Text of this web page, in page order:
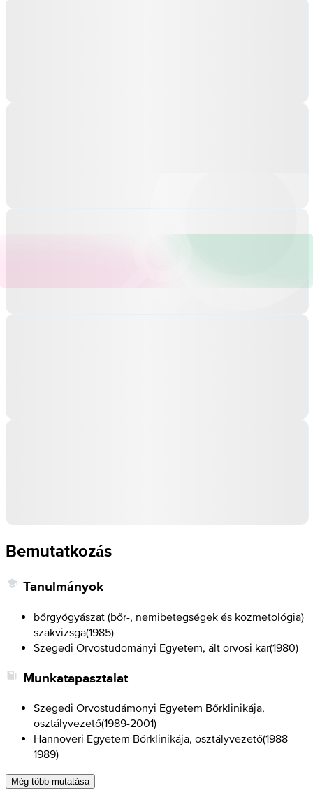
Bemutatkozás
Tanulmányok
bőrgyógyászat (bőr-, nemibetegségek és kozmetológia)
szakvizsga(1985)
Szegedi Orvostudományi Egyetem, ált orvosi kar(1980)
Munkatapasztalat
Szegedi Orvostudámonyi Egyetem Bőrklinikája,
osztályvezető(1989-2001)
Hannoveri Egyetem Bőrklinikája, osztályvezető(1988-
1989)
Még több mutatása